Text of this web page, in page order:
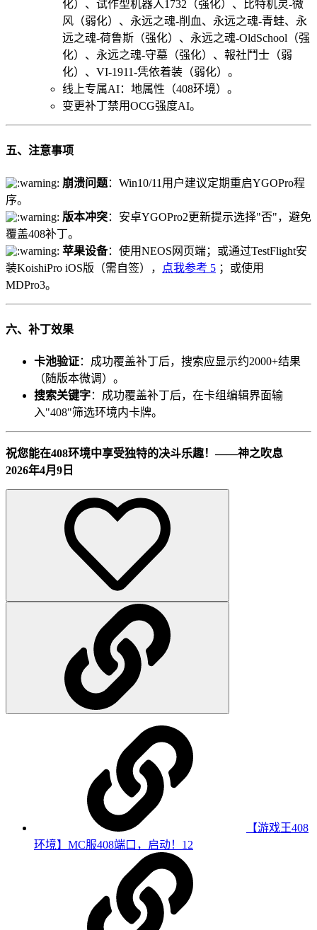
化）、试作型机器人1732（强化）、比特机灵-微
风（弱化）、永远之魂-削血、永远之魂-青蛙、永
远之魂-荷鲁斯（强化）、永远之魂-OldSchool（强
化）、永远之魂-守墓（强化）、報社鬥士（弱
化）、VI-1911-凭依着装（弱化）。
线上专属AI：地属性（408环境）。
变更补丁禁用OCG强度AI。
五、注意事项
崩溃问题：Win10/11用户建议定期重启YGOPro程
序。
版本冲突：安卓YGOPro2更新提示选择"否"，避免
覆盖408补丁。
苹果设备：使用NEOS网页端；或通过TestFlight安
装KoishiPro iOS版（需自签），
点我参考 5 ；或使用
MDPro3。
六、补丁效果
卡池验证：成功覆盖补丁后，搜索应显示约2000+结果
（随版本微调）。
搜索关键字：成功覆盖补丁后，在卡组编辑界面输
入"408"筛选环境内卡牌。
祝您能在408环境中享受独特的决斗乐趣！——神之吹息
2026年4月9日
【游戏王408
环境】MC服408端口，启动！ 12